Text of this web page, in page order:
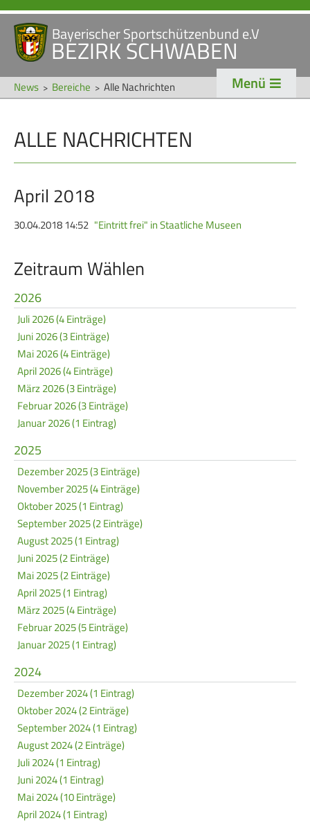
Bayerischer Sportschützenbund e.V
BEZIRK SCHWABEN
News Bereiche Alle Nachrichten Menü
ALLE NACHRICHTEN
April 2018
30.04.2018 14:52 "Eintritt frei" in Staatliche Museen
Zeitraum Wählen
2026
Juli 2026 (4 Einträge)
Juni 2026 (3 Einträge)
Mai 2026 (4 Einträge)
April 2026 (4 Einträge)
März 2026 (3 Einträge)
Februar 2026 (3 Einträge)
Januar 2026 (1 Eintrag)
2025
Dezember 2025 (3 Einträge)
November 2025 (4 Einträge)
Oktober 2025 (1 Eintrag)
September 2025 (2 Einträge)
August 2025 (1 Eintrag)
Juni 2025 (2 Einträge)
Mai 2025 (2 Einträge)
April 2025 (1 Eintrag)
März 2025 (4 Einträge)
Februar 2025 (5 Einträge)
Januar 2025 (1 Eintrag)
2024
Dezember 2024 (1 Eintrag)
Oktober 2024 (2 Einträge)
September 2024 (1 Eintrag)
August 2024 (2 Einträge)
Juli 2024 (1 Eintrag)
Juni 2024 (1 Eintrag)
Mai 2024 (10 Einträge)
April 2024 (1 Eintrag)
Navigation
überspringen
STARTSEITE
VERANSTALTUNGEN
NEWS
überspringen
VERBAND
Veranstaltungen
Bezirk Schwaben
Referenten
Ehrungen
Service
TRADITION
Schützentradition
SPORT
Schützensport
Meisterschaften
Senioren-Auflage
Kader
RWK
Lichtgewehre
DAMEN
Damen im Schützensport
Bezirkspokal
Frauen Ü40
Navigation
überspringen
Datenschutz Impressum